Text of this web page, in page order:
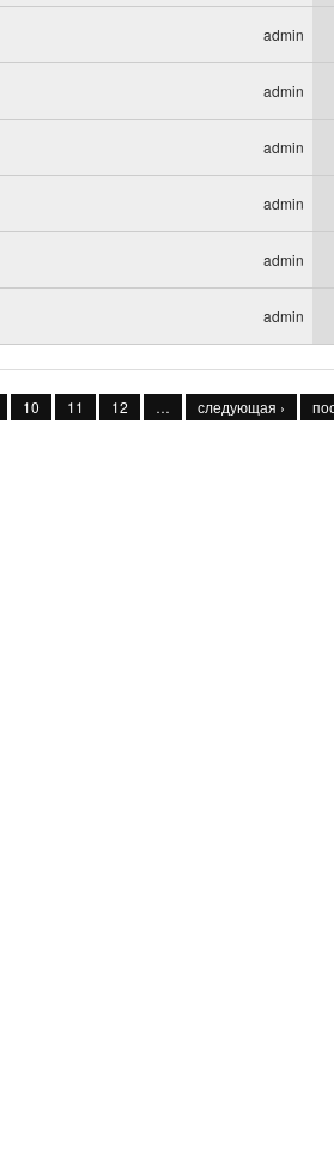
admin
admin
admin
admin
admin
admin
10 11 12 … следующая ›